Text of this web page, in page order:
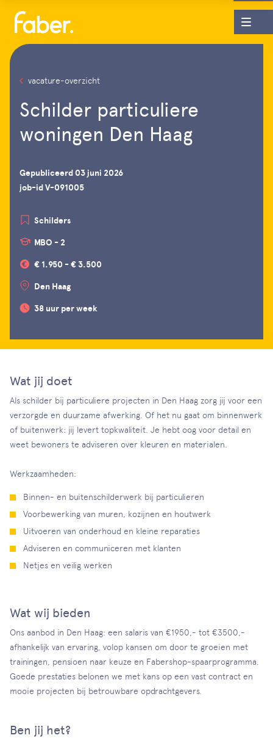
vacature-overzicht
Schilder particuliere
woningen Den Haag
Gepubliceerd 03 juni 2026
job-id V-091005
Schilders
MBO - 2
€ 1.950 - € 3.500
Den Haag
38 uur per week
Wat jij doet
Als schilder bij particuliere projecten in Den Haag zorg jij voor een
verzorgde en duurzame afwerking. Of het nu gaat om binnenwerk
of buitenwerk: jij levert topkwaliteit. Je hebt oog voor detail en
weet bewoners te adviseren over kleuren en materialen.
Werkzaamheden:
Binnen- en buitenschilderwerk bij particulieren
Voorbewerking van muren, kozijnen en houtwerk
Uitvoeren van onderhoud en kleine reparaties
Adviseren en communiceren met klanten
Netjes en veilig werken
Wat wij bieden
Ons aanbod in Den Haag: een salaris van €1950,- tot €3500,-
afhankelijk van ervaring, volop kansen om door te groeien met
trainingen, pensioen naar keuze en Fabershop-spaarprogramma.
Goede prestaties belonen we met kans op een vast contract en
mooie projecten bij betrouwbare opdrachtgevers.
Ben jij het?